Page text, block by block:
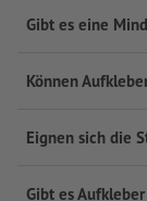
Gibt es eine
Können
Eignen sich die
Gibt es